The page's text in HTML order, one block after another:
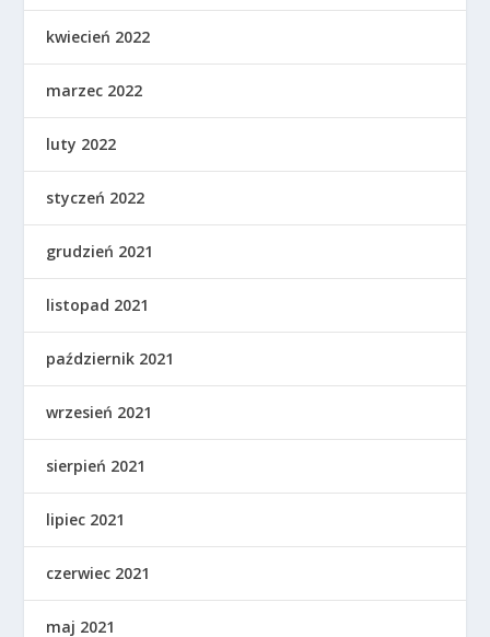
kwiecień 2022
marzec 2022
luty 2022
styczeń 2022
grudzień 2021
listopad 2021
październik 2021
wrzesień 2021
sierpień 2021
lipiec 2021
czerwiec 2021
maj 2021